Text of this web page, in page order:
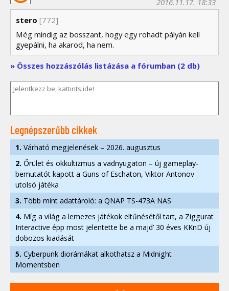
stero
2016.11.17. 18:33
[772]
Még mindig az bosszant, hogy egy rohadt pályán kell
gyepálni, ha akarod, ha nem.
» Összes hozzászólás listázása a fórumban (2 db)
Legnépszerűbb cikkek
1. Várható megjelenések – 2026. augusztus
2. Őrület és okkultizmus a vadnyugaton – új gameplay-
bemutatót kapott a Guns of Eschaton, Viktor Antonov
utolsó játéka
3. Több mint adattároló: a QNAP TS-473A NAS
4. Míg a világ a lemezes játékok eltűnésétől tart, a Ziggurat
Interactive épp most jelentette be a majd’ 30 éves KKnD új
dobozos kiadását
5. Cyberpunk diorámákat alkothatsz a Midnight
Momentsben